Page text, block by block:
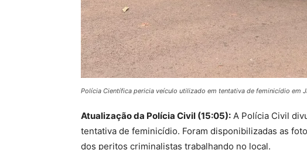
Polícia Científica pericia veículo utilizado em tentativa de feminicídio em
Atualização da Polícia Civil (15:05): A Polícia Civil
tentativa de feminicídio. Foram disponibilizadas as
dos peritos criminalistas trabalhando no local.